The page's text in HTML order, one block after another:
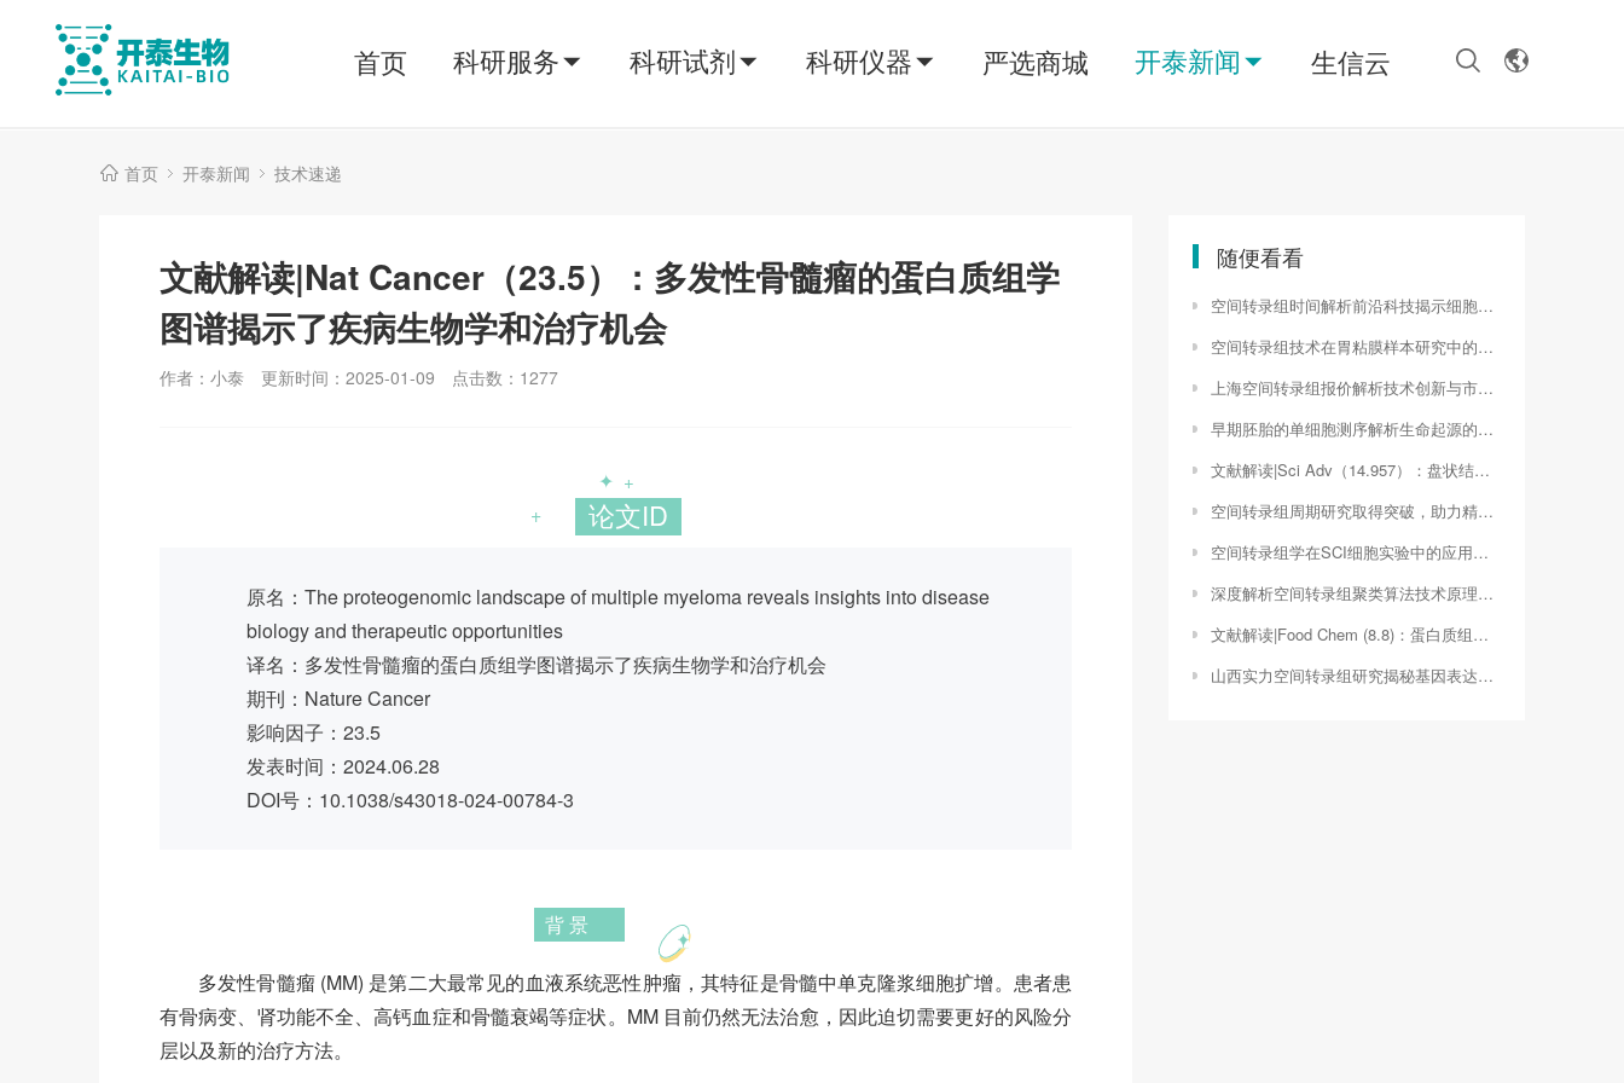
首页 科研服务 科研试剂 科研仪器 严选商城 开泰新闻 生信云
首页 开泰新闻 技术速递
文献解读|Nat Cancer（23.5）：多发性骨髓瘤的蛋白质组学
图谱揭示了疾病生物学和治疗机会
作者：小泰 更新时间：2025-01-09 点击数： 1277
✦ +
+ 论文ID
原名：The proteogenomic landscape of multiple myeloma reveals insights into disease
biology and therapeutic opportunities
译名：多发性骨髓瘤的蛋白质组学图谱揭示了疾病生物学和治疗机会
期刊：Nature Cancer
影响因子：23.5
发表时间：2024.06.28
DOI号：10.1038/s43018-024-00784-3
背 景
多发性骨髓瘤 (MM) 是第二大最常见的血液系统恶性肿瘤，其特征是骨髓中单克隆浆细胞扩增。患者患
有骨病变、肾功能不全、高钙血症和骨髓衰竭等症状。MM 目前仍然无法治愈，因此迫切需要更好的风险分
层以及新的治疗方法。
随便看看
空间转录组时间解析前沿科技揭示细胞空间动态变化（空间转录组数据）
空间转录组技术在胃粘膜样本研究中的应用（空间转录组测序流程）
上海空间转录组报价解析技术创新与市场前景的辩证考量（上海转换空间）
早期胚胎的单细胞测序解析生命起源的精细画卷（胚胎单数细胞是不是不好）
文献解读|Sci Adv（14.957）：盘状结构域受体 2 调节异常的间充质谱系细胞命运和基质组织
空间转录组周期研究取得突破，助力精准医疗迈向新台阶（10x空间转录组的弊端）
空间转录组学在SCI细胞实验中的应用与进展（空间转录组切片厚度）
深度解析空间转录组聚类算法技术原理与应用前景（空间转录组测序流程）
文献解读|Food Chem (8.8)：蛋白质组学和代谢组学揭示石凉茶两个品种(柳叶蜡梅和浙江蜡梅)器官间抗氧化活性差异的机制
山西实力空间转录组研究揭秘基因表达的空间奥秘（陕西技术转移中心 曹永红）